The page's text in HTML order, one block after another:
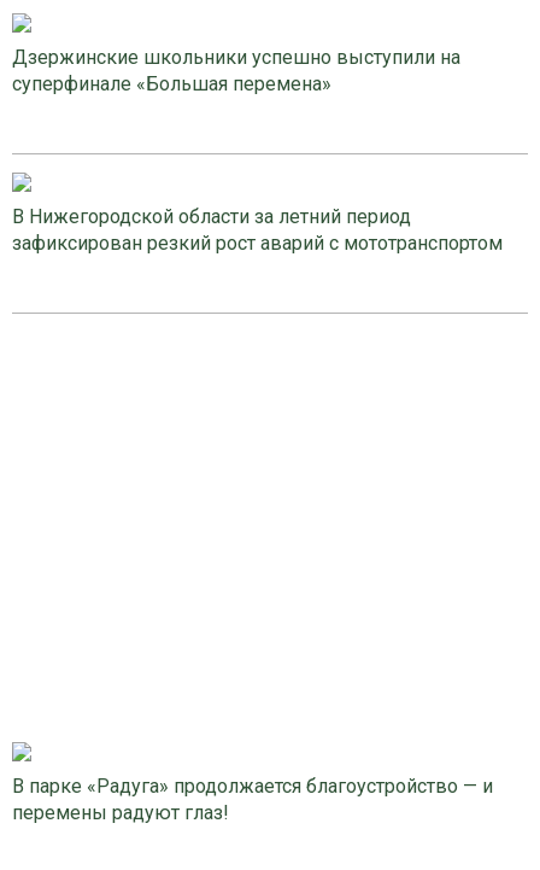
Дзержинские школьники успешно выступили на
суперфинале «Большая перемена»
В Нижегородской области за летний период
зафиксирован резкий рост аварий с мототранспортом
В парке «Радуга» продолжается благоустройство — и
перемены радуют глаз!